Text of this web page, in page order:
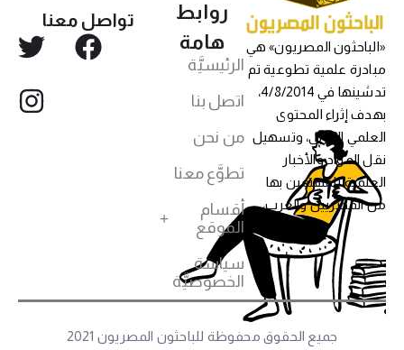
المصريون» هي
علمية تطوعية تم
تدشينها في 4/8/2014،
إثراء المحتوى
العربي، وتسهيل
المواد والأخبار
للمهتمين بها
المصريين والعرب،
روابط
هامة
الرئيسيَّة
اتصل بنا
من نحن
تطوَّع معنا
أقسام
الموقع
سياسة
الخصوصيَّة
تواصل معنا
جميع الحقوق محفوظة للباحثون المصريون 2021